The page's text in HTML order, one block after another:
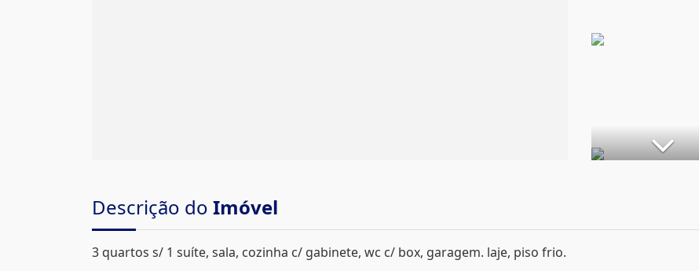
Descrição do Imóvel
3 quartos s/ 1 suíte, sala, cozinha c/ gabinete, wc c/ box, garagem. laje, piso frio.